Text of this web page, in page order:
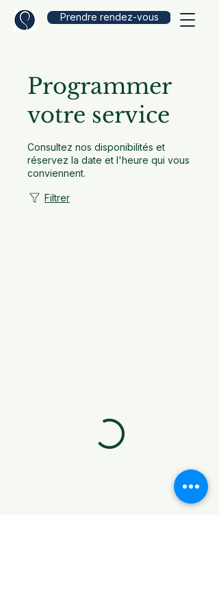
Prendre rendez-vous
Programmer
votre service
Consultez nos disponibilités et
réservez la date et l'heure qui vous
conviennent.
Filtrer